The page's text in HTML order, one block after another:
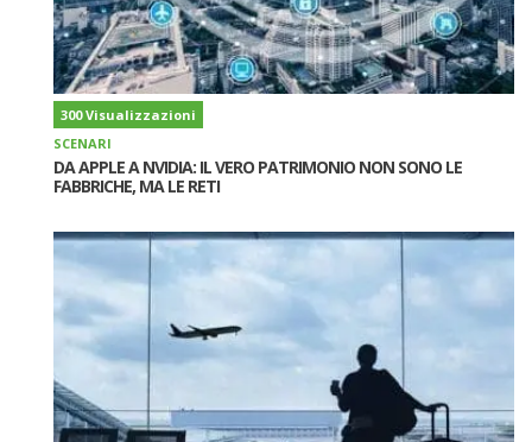
300 Visualizzazioni
SCENARI
DA APPLE A NVIDIA: IL VERO PATRIMONIO NON SONO LE
FABBRICHE, MA LE RETI